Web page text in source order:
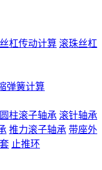
丝杠传动计算 滚珠丝杠
弹簧计算
圆柱滚子轴承 滚针轴承
推力滚子轴承 带座外
止推环